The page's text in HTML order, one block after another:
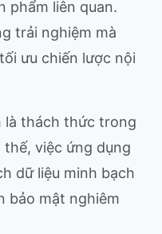
phẩm liên quan.
trải nghiệm mà
ưu chiến lược nội
là thách thức trong
việc ứng dụng
dữ liệu minh bạch
bảo mật nghiêm